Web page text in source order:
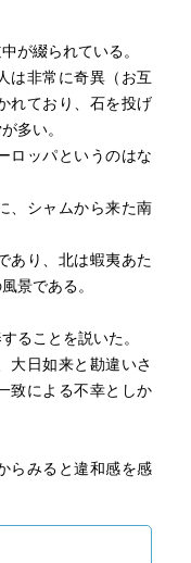
が綴られている。
は非常に奇異（お互
れており、石を投げ
多い。
ロッパというのはな
、シャムから来た南
あり、北は蝦夷あた
景である。
ることを説いた。
大日如来と勘違いさ
致による不幸としか
らみると違和感を感